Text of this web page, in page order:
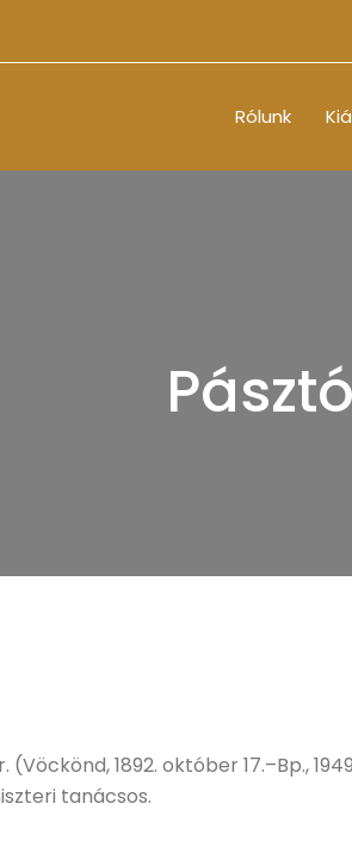
Rólunk
(Vöckönd, 1892. október 17.–Bp.,
tanácsos.